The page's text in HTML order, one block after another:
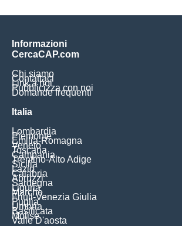
Informazioni
CercaCAP.com
Chi siamo
Contattaci
Link a noi
Pubblicizza con noi
Domande frequenti
Italia
Lombardia
Piemonte
Emilia-Romagna
Veneto
Toscana
Campania
Trentino-Alto Adige
Sicilia
Lazio
Calabria
Abruzzi
Sardegna
Liguria
Marche
Friuli-Venezia Giulia
Puglia
Umbria
Basilicata
Molise
Valle D'aosta